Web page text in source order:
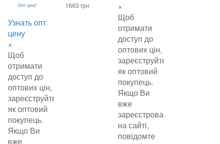
Опт ціна*
Узнать опт
цену
×
Щоб
отримати
доступ до
оптових цін,
зареєструйтеся
як оптовий
покупець.
Якщо Ви
вже
1663 грн
×
Щоб
отримати
доступ до
оптових цін,
зареєструйтеся
як оптовий
покупець.
Якщо Ви
вже
зареєстровані
на сайті,
повідомте